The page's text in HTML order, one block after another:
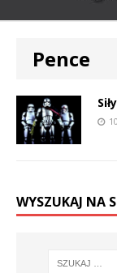
Pence
WYSZUKAJ NA